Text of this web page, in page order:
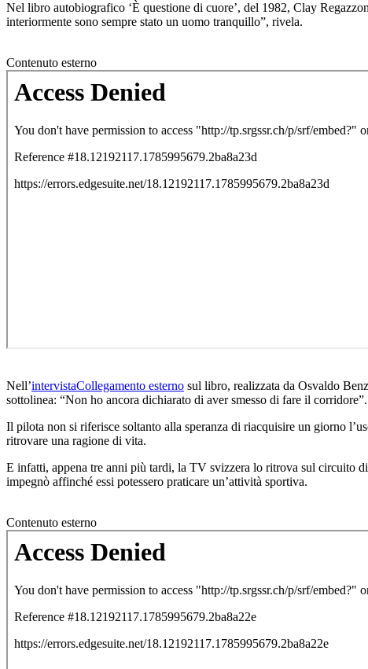
Nel libro autobiografico ‘È questione di cuore’, del 1982, Clay
interiormente sono sempre stato un uomo tranquillo”, rivela.
Contenuto esterno
Nell’intervistaCollegamento esterno sul libro, realizzata da Osvaldo
sottolinea: “Non ho ancora dichiarato di aver smesso di fare il corridore”.
Il pilota non si riferisce soltanto alla speranza di riacquisire un giorno
ritrovare una ragione di vita.
E infatti, appena tre anni più tardi, la TV svizzera lo ritrova sul circuito
impegnò affinché essi potessero praticare un’attività sportiva.
Contenuto esterno